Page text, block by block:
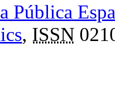
Pública
, ISSN